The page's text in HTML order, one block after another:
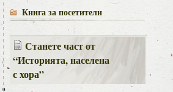
Книга за посетители
Станете част от
“Историята, населена
с хора”